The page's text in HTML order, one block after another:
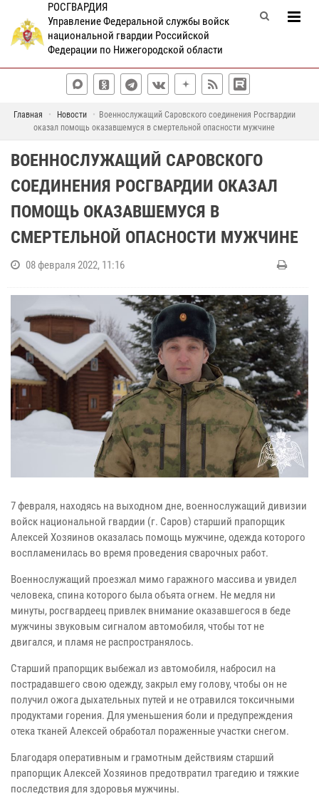
РОСГВАРДИЯ
Управление Федеральной службы войск
национальной гвардии Российской
Федерации по Нижегородской области
Главная Новости
Военнослужащий Саровского соединения Росгвардии
оказал помощь оказавшемуся в смертельной опасности мужчине
ВОЕННОСЛУЖАЩИЙ САРОВСКОГО
СОЕДИНЕНИЯ РОСГВАРДИИ ОКАЗАЛ
ПОМОЩЬ ОКАЗАВШЕМУСЯ В
СМЕРТЕЛЬНОЙ ОПАСНОСТИ МУЖЧИНЕ
08 февраля 2022, 11:16
7 февраля, находясь на выходном дне, военнослужащий дивизии
войск национальной гвардии (г. Саров) старший прапорщик
Алексей Хозяинов оказалась помощь мужчине, одежда которого
воспламенилась во время проведения сварочных работ.
Военнослужащий проезжал мимо гаражного массива и увидел
человека, спина которого была объята огнем. Не медля ни
минуты, росгвардеец привлек внимание оказавшегося в беде
мужчины звуковым сигналом автомобиля, чтобы тот не
двигался, и пламя не распространялось.
Старший прапорщик выбежал из автомобиля, набросил на
пострадавшего свою одежду, закрыл ему голову, чтобы он не
получил ожога дыхательных путей и не отравился токсичными
продуктами горения. Для уменьшения боли и предупреждения
отека тканей Алексей обработал пораженные участки снегом.
Благодаря оперативным и грамотным действиям старший
прапорщик Алексей Хозяинов предотвратил трагедию и тяжкие
последствия для здоровья мужчины.